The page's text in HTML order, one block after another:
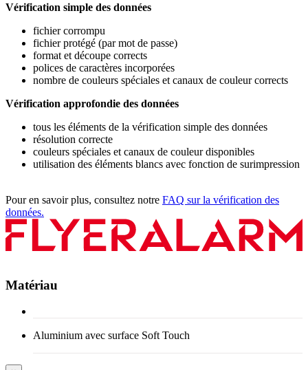
Vérification simple des données
fichier corrompu
fichier protégé (par mot de passe)
format et découpe corrects
polices de caractères incorporées
nombre de couleurs spéciales et canaux de couleur corrects
Vérification approfondie des données
tous les éléments de la vérification simple des données
résolution correcte
couleurs spéciales et canaux de couleur disponibles
utilisation des éléments blancs avec fonction de surimpression
Pour en savoir plus, consultez notre FAQ sur la vérification des
données.
Matériau
Aluminium avec surface Soft Touch